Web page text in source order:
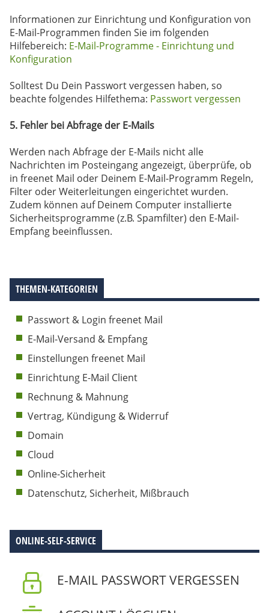
Informationen zur Einrichtung und Konfiguration von
E-Mail-Programmen finden Sie im folgenden
Hilfebereich: E-Mail-Programme - Einrichtung und
Konfiguration
Solltest Du Dein Passwort vergessen haben, so
beachte folgendes Hilfethema: Passwort vergessen
5. Fehler bei Abfrage der E-Mails
Werden nach Abfrage der E-Mails nicht alle
Nachrichten im Posteingang angezeigt, überprüfe, ob
in freenet Mail oder Deinem E-Mail-Programm Regeln,
Filter oder Weiterleitungen eingerichtet wurden.
Zudem können auf Deinem Computer installierte
Sicherheitsprogramme (z.B. Spamfilter) den E-Mail-
Empfang beeinflussen.
THEMEN-KATEGORIEN
Passwort & Login freenet Mail
E-Mail-Versand & Empfang
Einstellungen freenet Mail
Einrichtung E-Mail Client
Rechnung & Mahnung
Vertrag, Kündigung & Widerruf
Domain
Cloud
Online-Sicherheit
Datenschutz, Sicherheit, Mißbrauch
ONLINE-SELF-SERVICE
E-MAIL PASSWORT VERGESSEN